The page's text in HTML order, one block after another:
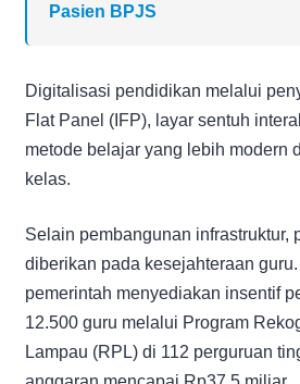
Pasien BPJS
Digitalisasi pendidikan melalui
Flat Panel (IFP), layar sentuh
metode belajar yang lebih modern
kelas.
Selain pembangunan infrastruktur,
diberikan pada kesejahteraan
pemerintah menyediakan insentif
12.500 guru melalui Program
Lampau (RPL) di 112 perguruan